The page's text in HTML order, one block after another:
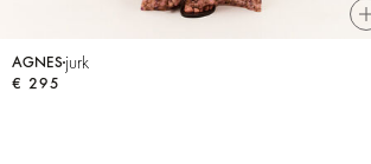
AGNES jurk
€ 295